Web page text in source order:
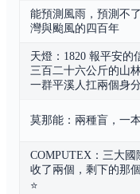
能預測風雨，預測不
灣與颱風的四百年
天燈：1820 報平安的
三百二十六公斤的山
一群平溪人扛兩個身
莫那能：兩種盲，一
COMPUTEX：三大國
收了兩個，剩下的那
⭐